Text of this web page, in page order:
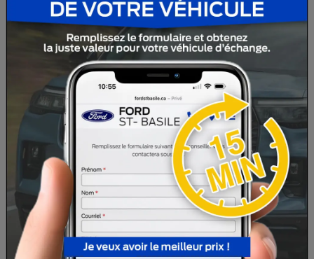
(Interior Accent Metallic)avec intérieur en cuir rouge, cette
Mustang attire les regards partout où elle passe. Sa silhouette
classique, ses lignes musclées et sa capote souple électrique
rappellent l'héritage légendaire de la Mustang tout en offrant
un plaisir de conduite intemporel.
Cette version GT est équipée de plusieurs options
recherchées, notamment :
• Transmission manuelle à 5 vitesses
• Sièges en cuir
• Ensemble d'éclairage ambiant intérieur
• Siège conducteur à réglage électrique
• Climatisation
• Régulateur de vitesse
• Vitres, serrures et rétroviseurs électriques
• Volant gainé de cuir
• Capote électrique décapotable